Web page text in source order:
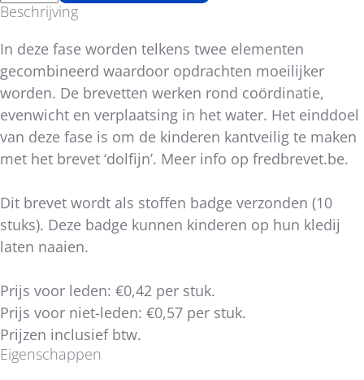
Beschrijving
In deze fase worden telkens twee elementen
gecombineerd waardoor opdrachten moeilijker
worden. De brevetten werken rond coördinatie,
evenwicht en verplaatsing in het water. Het einddoel
van deze fase is om de kinderen kantveilig te maken
met het brevet ‘dolfijn’. Meer info op fredbrevet.be.
Dit brevet wordt als stoffen badge verzonden (10
stuks). Deze badge kunnen kinderen op hun kledij
laten naaien.
Prijs voor leden: €0,42 per stuk.
Prijs voor niet-leden: €0,57 per stuk.
Prijzen inclusief btw.
Eigenschappen